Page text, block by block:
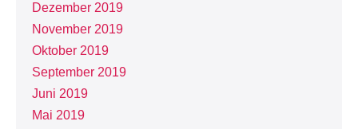
Dezember 2019
November 2019
Oktober 2019
September 2019
Juni 2019
Mai 2019